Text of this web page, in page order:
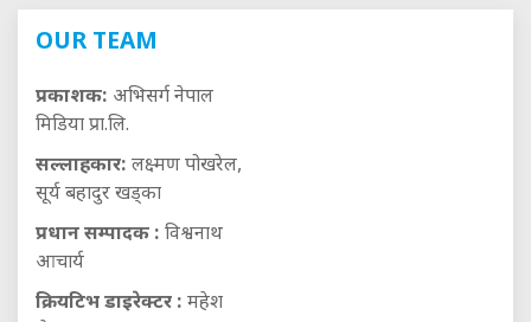
OUR TEAM
प्रकाशक: अभिसर्ग नेपाल
मिडिया प्रा.लि.
सल्लाहकार: लक्ष्मण पोखरेल,
सूर्य बहादुर खड्का
प्रधान सम्पादक : विश्वनाथ
आचार्य
क्रियटिभ डाइरेक्टर : महेश